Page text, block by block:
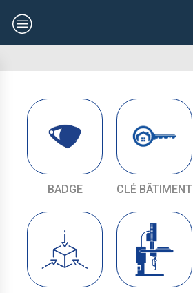
BADGE CLÉ BÂTIMENT